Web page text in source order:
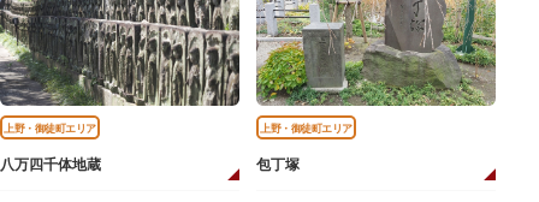
上野・御徒町エリア
八万四千体地蔵
上野・御徒町エリア
包丁塚